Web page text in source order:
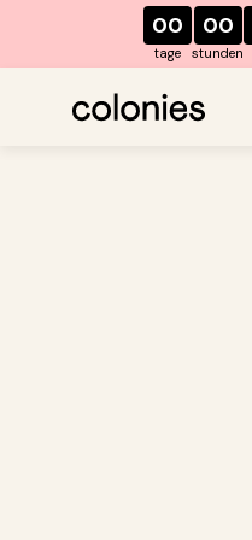
00
tage
00
stunden